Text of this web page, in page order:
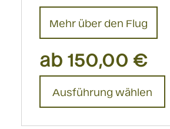
Mehr über den Flug
ab 150,00€
Ausführung wählen